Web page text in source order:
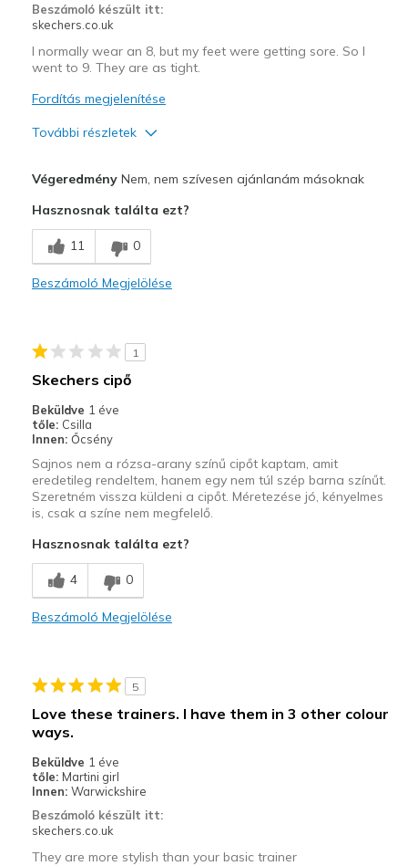
Beszámoló készült itt:
skechers.co.uk
I normally wear an 8, but my feet were getting sore. So I
went to 9. They are as tight.
Fordítás megjelenítése
További részletek
Legjobb használat
Casual Wear
View On Shoes
Shoes are for Wearing
VégeredményNem, nem szívesen ajánlanám másoknak
Hasznosnak találta ezt?
11 0
Beszámoló Megjelölése
1
Skechers cipő
Beküldve 1 éve
tőle: Csilla
Innen: Őcsény
Sajnos nem a rózsa-arany színű cipőt kaptam, amit
eredetileg rendeltem, hanem egy nem túl szép barna színűt.
Szeretném vissza küldeni a cipőt. Méretezése jó, kényelmes
is, csak a színe nem megfelelő.
Hasznosnak találta ezt?
4 0
Beszámoló Megjelölése
5
Love these trainers. I have them in 3 other colour
ways.
Beküldve 1 éve
tőle: Martini girl
Innen: Warwickshire
Beszámoló készült itt:
skechers.co.uk
They are more stylish than your basic trainer